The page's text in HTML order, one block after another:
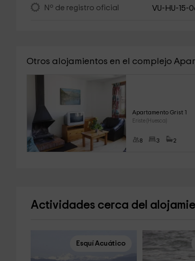
Nº de registro oficial VU-HU-15-
Otros alojamientos en el complejo
Apartamento Grist 1
Eriste (Huesca)
8 3 2
Actividades cerca del
Esquí Acuático